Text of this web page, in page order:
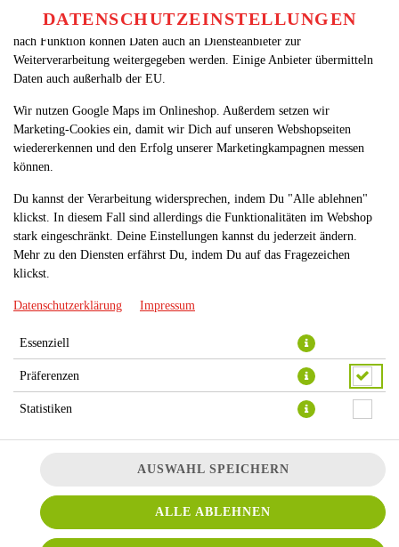
DE
SPRACHE ÄNDERN
PIZZA PROSCIUTTO PARTY
60X40CM
DATENSCHUTZEINSTELLUNGEN
damit bei Deinem Besuch unseres Webshops auch alles funktioniert. Je
nach Funktion können Daten auch an Diensteanbieter zur
Weiterverarbeitung weitergegeben werden. Einige Anbieter übermitteln
Daten auch außerhalb der EU.
Wir nutzen Google Maps im Onlineshop. Außerdem setzen wir
Marketing-Cookies ein, damit wir Dich auf unseren Webshopseiten
wiedererkennen und den Erfolg unserer Marketingkampagnen messen
können.
Du kannst der Verarbeitung widersprechen, indem Du "Alle ablehnen"
klickst. In diesem Fall sind allerdings die Funktionalitäten im Webshop
stark eingeschränkt. Deine Einstellungen kannst du jederzeit ändern.
Mehr zu den Diensten erfährst Du, indem Du auf das Fragezeichen
klickst.
Datenschutzerklärung Impressum
Essenziell
Präferenzen
Statistiken
AUSWAHL SPEICHERN
ALLE ABLEHNEN